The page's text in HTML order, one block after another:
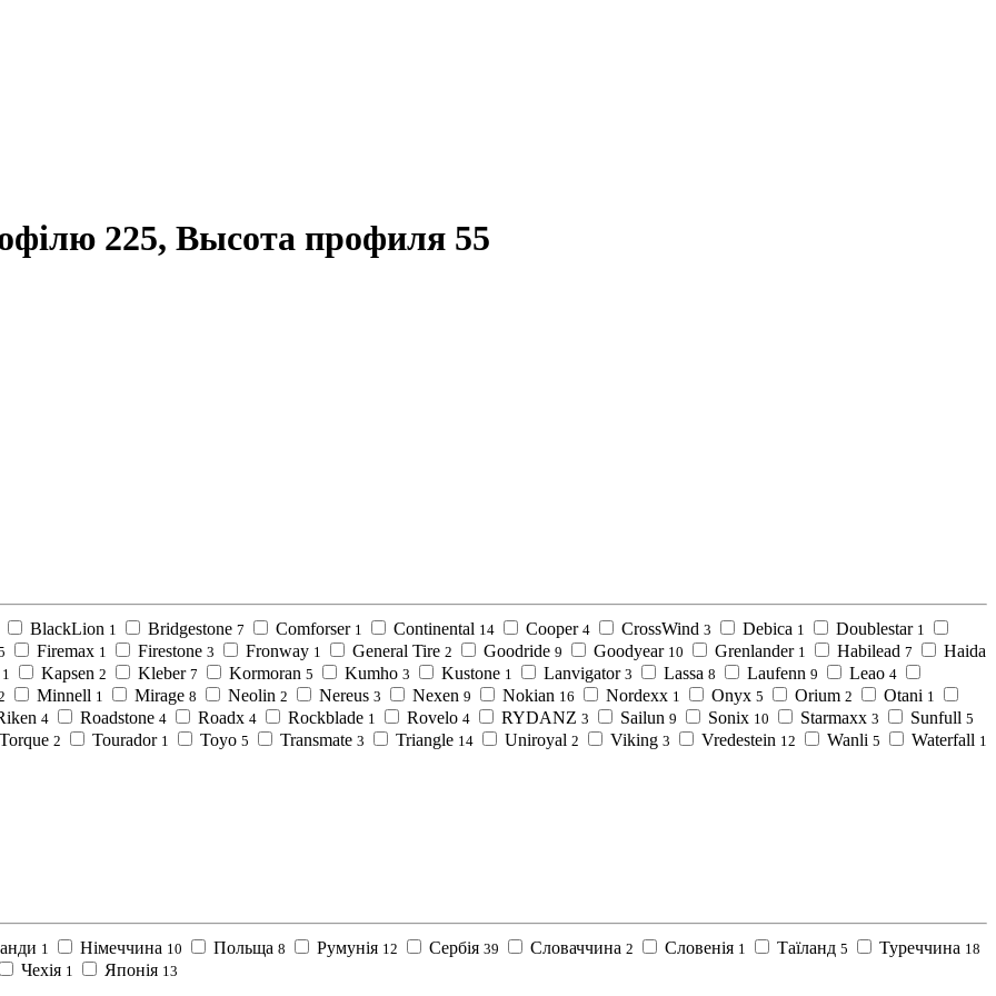
225, Высота профиля 55
BlackLion 1 Bridgestone 7 Comforser 1 Continental 14 Cooper 4 CrossWind 3 Debica 1 Doublestar 1
Firemax 1 Firestone 3 Fronway 1 General Tire 2 Goodride 9 Goodyear 10 Grenlander 1 Habilead 7 Haida
1 Kapsen 2 Kleber 7 Kormoran 5 Kumho 3 Kustone 1 Lanvigator 3 Lassa 8 Laufenn 9 Leao 4
Minnell 1 Mirage 8 Neolin 2 Nereus 3 Nexen 9 Nokian 16 Nordexx 1 Onyx 5 Orium 2 Otani 1
4 Roadstone 4 Roadx 4 Rockblade 1 Rovelo 4 RYDANZ 3 Sailun 9 Sonix 10 Starmaxx 3 Sunfull 5
Torque 2 Tourador 1 Toyo 5 Transmate 3 Triangle 14 Uniroyal 2 Viking 3 Vredestein 12 Wanli 5 Waterfall 1
1 Німеччина 10 Польща 8 Румунія 12 Сербія 39 Словаччина 2 Словенія 1 Таїланд 5 Туреччина 18
Чехія 1 Японія 13